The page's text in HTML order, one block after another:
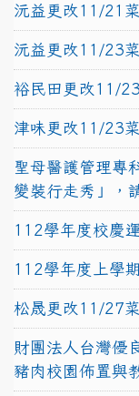
沅益更改11/21
沅益更改11/23
裕民田更改11/
津味更改11/23
聖母醫護管理專
變裝行走秀」，
112學年度校慶
112學年度上學
松晟更改11/27
財團法人台灣優
豬肉校園佈置與